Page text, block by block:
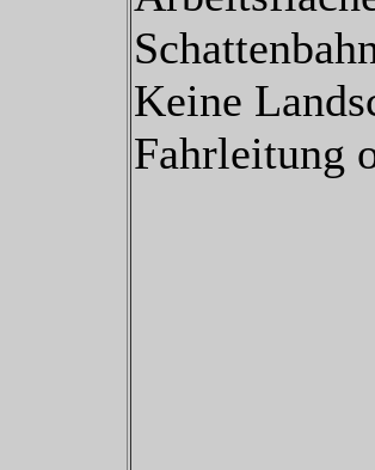
Keine
Fahrleitung